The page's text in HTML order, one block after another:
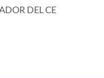
DEL CE